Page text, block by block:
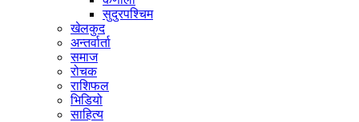
सुदुरपश्चिम
खेलकुद
अन्तर्वार्ता
समाज
रोचक
राशिफल
भिडियो
साहित्य